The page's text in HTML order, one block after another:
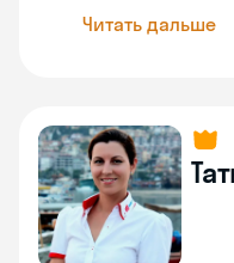
Читать дальше